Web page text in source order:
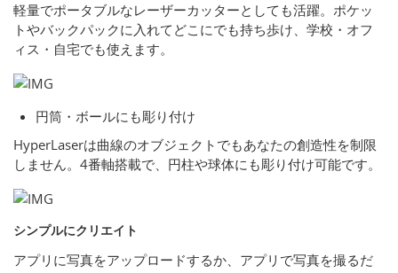
軽量でポータブルなレーザーカッターとしても活躍。ポケッ
トやバックパックに入れてどこにでも持ち歩け、学校・オフ
ィス・自宅でも使えます。
円筒・ボールにも彫り付け
HyperLaserは曲線のオブジェクトでもあなたの創造性を制限
しません。4番軸搭載で、円柱や球体にも彫り付け可能です。
シンプルにクリエイト
アプリに写真をアップロードするか、アプリで写真を撮るだ